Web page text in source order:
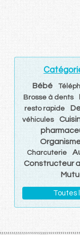
Bébé
Brosse à dents
resto rapide
véhicules
Charcuterie
Constructeur
Toutes